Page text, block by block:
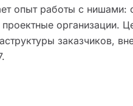
опыт работы с нишами:
организации.
заказчиков,